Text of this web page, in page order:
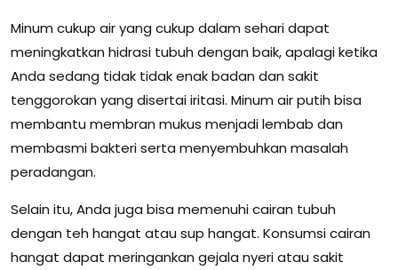
Minum cukup air yang cukup dalam sehari dapat
meningkatkan hidrasi tubuh dengan baik, apalagi ketika
Anda sedang tidak tidak enak badan dan sakit
tenggorokan yang disertai iritasi. Minum air putih bisa
membantu membran mukus menjadi lembab dan
membasmi bakteri serta menyembuhkan masalah
peradangan.
Selain itu, Anda juga bisa memenuhi cairan tubuh
dengan teh hangat atau sup hangat. Konsumsi cairan
hangat dapat meringankan gejala nyeri atau sakit